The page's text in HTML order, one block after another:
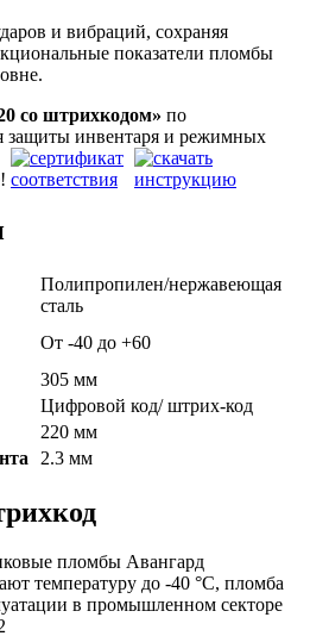
и вибраций, сохраняя
показатели пломбы
со штрихкодом» по
защиты инвентаря и режимных
Полипропилен/нержавеющая
сталь
От -40 до +60
305 мм
Цифровой код/ штрих-код
220 мм
2.3 мм
пломбы Авангард
температуру до -40 °C, пломба
в промышленном секторе